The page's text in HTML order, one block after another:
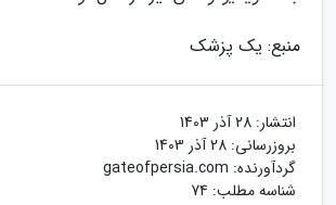
منبع: یک پزشک
انتشار: 28 آذر 1403
بروزرسانی: 28 آذر 1403
گردآورنده: gateofpersia.com
شناسه مطلب: 74